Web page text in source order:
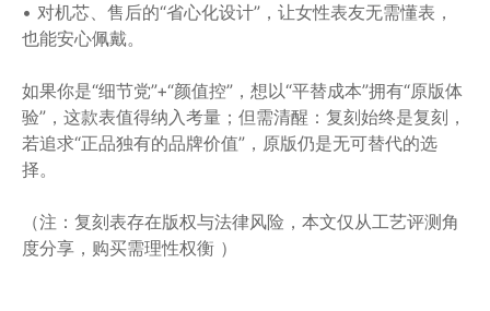
• 对机芯、售后的“省心化设计”，让女性表友无需懂表，
也能安心佩戴。
如果你是“细节党”+“颜值控”，想以“平替成本”拥有“原版体
验”，这款表值得纳入考量；但需清醒：复刻始终是复刻，
若追求“正品独有的品牌价值”，原版仍是无可替代的选
择。
（注：复刻表存在版权与法律风险，本文仅从工艺评测角
度分享，购买需理性权衡 ）